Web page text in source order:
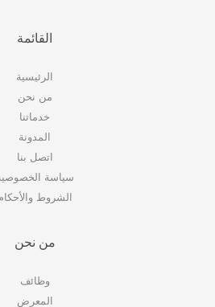
القائمة
الرئيسية
من نحن
خدماتنا
المدونة
اتصل بنا
سياسة
الشروط
من نحن
وظائف
المعرض